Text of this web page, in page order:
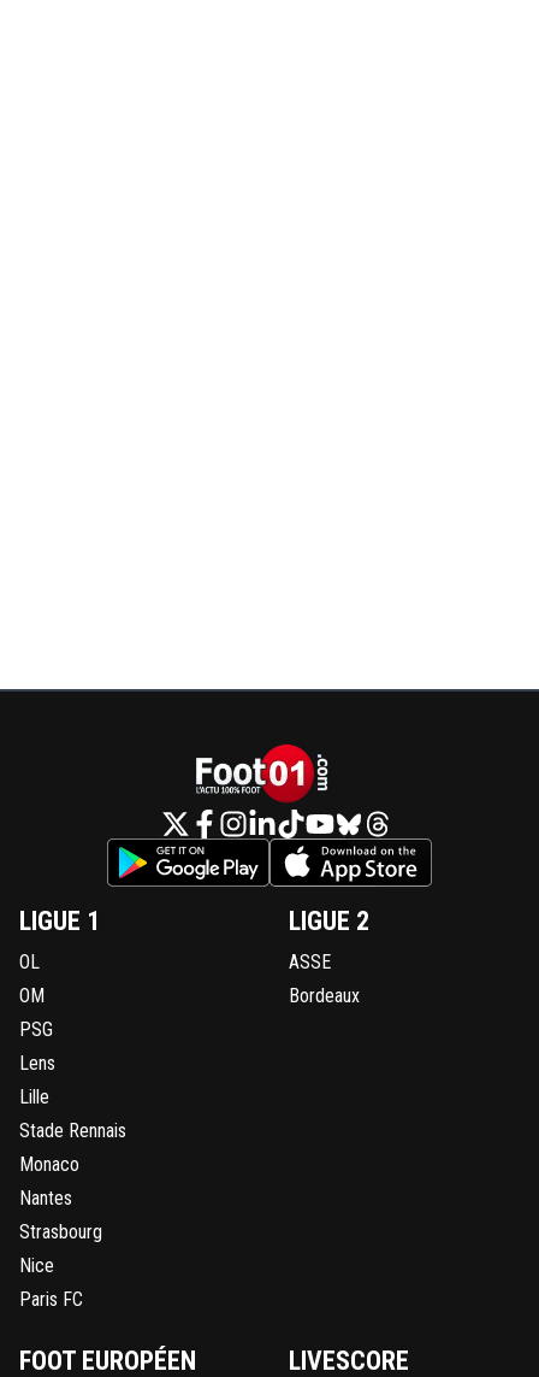
LIGUE 1
OL
OM
PSG
Lens
Lille
Stade Rennais
Monaco
Nantes
Strasbourg
Nice
Paris FC
LIGUE 2
ASSE
Bordeaux
FOOT EUROPÉEN LIVESCORE